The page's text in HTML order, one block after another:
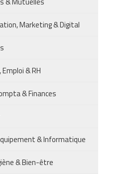
Marketing & Digital
& RH
& Finances
& Informatique
& Bien-être